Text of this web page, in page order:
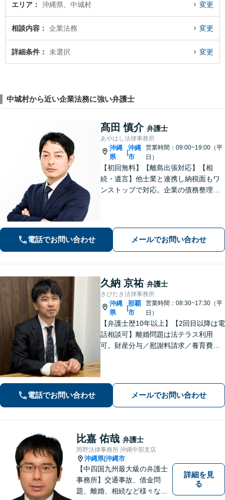
エリア 沖縄県、中城村 変更
相談内容 企業法務 変更
詳細条件 未選択 変更
中城村から近い企業法務に強い弁護士
髙田 慎介 弁護士
あやはし法律事務所
沖縄
県
|
沖縄
市
営業時間：09:00~19:00（平
日）
【初回無料】【離島出張対応】【相
続・遺言】他士業と連携し納税面もワ
ンストップで対応。企業の債務整理も
り。家族にバレない整理を実現
電話でお問い合わせ メールでお問い合わせ
久納 京祐 弁護士
きびたき法律事務所
沖縄
県
|
那覇
市
営業時間：08:30~17:30（平
日）
【弁護士歴10年以上】【2回目以降は電
話相談可】離婚問題は法テラス利用
可。財産分与／慰謝料請求／養育費な
多数【バス停「天久」2分】
電話でお問い合わせ メールでお問い合わせ
比嘉 佑哉 弁護士
岡野法律事務所 沖縄中部支店
沖縄県|沖縄市
【中四国九州最大級の弁護士
事務所】交通事故、借金問
題、離婚、相続など様々な問
詳細を見
る